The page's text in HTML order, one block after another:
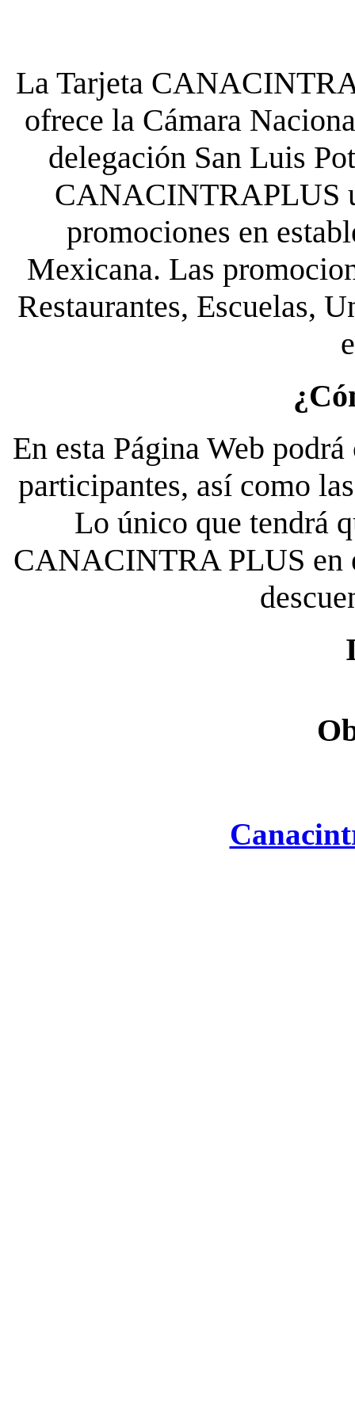
La Tarjeta
ofrece la Cámara
delegación San Luis
CANACINTRAPLUS
promociones en
Mexicana. Las
Restaurantes, Escuelas,
En esta Página Web
participantes, así como
Lo único que tendrá
CANACINTRA PLUS en